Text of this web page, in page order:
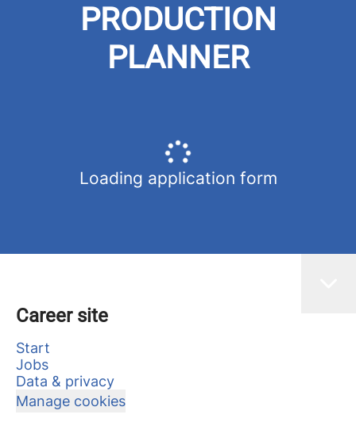
PRODUCTION
PLANNER
Loading application form
Career site
Start
Jobs
Data & privacy
Manage cookies